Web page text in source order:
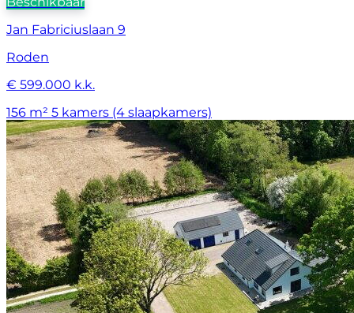
Jan Fabriciuslaan 9
Roden
€ 599.000 k.k.
156 m² 5 kamers (4 slaapkamers)